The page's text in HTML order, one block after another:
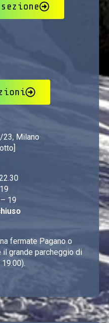
23, Milano
19
fermate Pagano o
il grande parcheggio di